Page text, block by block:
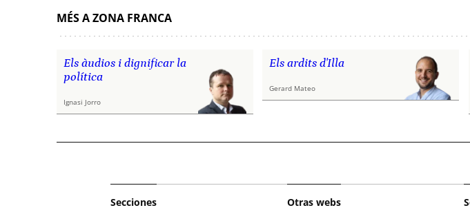
MÉS A ZONA FRANCA
Els àudios i dignificar la
política
Ignasi Jorro
Els ardits d'Illa
Gerard Mateo
Secciones Otras webs